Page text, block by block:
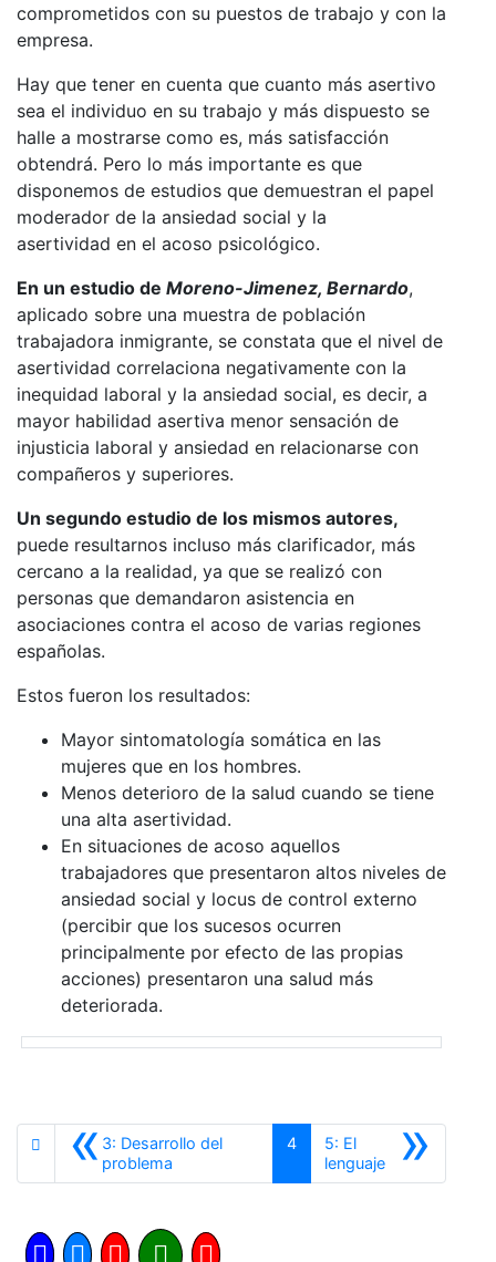
comprometidos con su puestos de trabajo y con la
empresa.
Hay que tener en cuenta que cuanto más asertivo
sea el individuo en su trabajo y más dispuesto se
halle a mostrarse como es, más satisfacción
obtendrá. Pero lo más importante es que
disponemos de estudios que demuestran el papel
moderador de la ansiedad social y la
asertividad en el acoso psicológico.
En un estudio de Moreno-Jimenez, Bernardo,
aplicado sobre una muestra de población
trabajadora inmigrante, se constata que el nivel de
asertividad correlaciona negativamente con la
inequidad laboral y la ansiedad social, es decir, a
mayor habilidad asertiva menor sensación de
injusticia laboral y ansiedad en relacionarse con
compañeros y superiores.
Un segundo estudio de los mismos autores,
puede resultarnos incluso más clarificador, más
cercano a la realidad, ya que se realizó con
personas que demandaron asistencia en
asociaciones contra el acoso de varias regiones
españolas.
Estos fueron los resultados:
Mayor sintomatología somática en las
mujeres que en los hombres.
Menos deterioro de la salud cuando se tiene
una alta asertividad.
En situaciones de acoso aquellos
trabajadores que presentaron altos niveles de
ansiedad social y locus de control externo
(percibir que los sucesos ocurren
principalmente por efecto de las propias
acciones) presentaron una salud más
deteriorada.
«3: Desarrollo del
problema
4 »
5: El
lenguajeSiguiente